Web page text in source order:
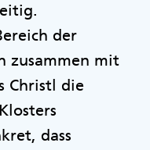
der
zusammen mit
Christl die
dass